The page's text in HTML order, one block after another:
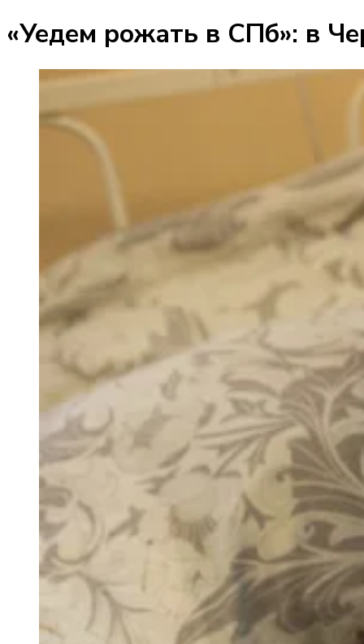
«Уедем рожать в СПб»: в